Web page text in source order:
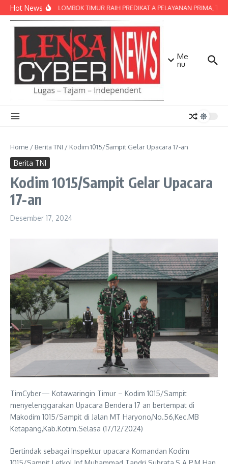
Lewati ke konten
Hot NewsPOLRES LOMBOK TIMUR RAIH PREDIKAT A PELAYANAN PRIMA,
Me
nu
Home / Berita TNI / Kodim 1015/Sampit Gelar Upacara 17-an
Berita TNI
Kodim 1015/Sampit Gelar Upacara
17-an
Desember 17, 2024
TimCyber— Kotawaringin Timur – Kodim 1015/Sampit
menyelenggarakan Upacara Bendera 17 an bertempat di
Makodim 1015/Sampit di Jalan MT Haryono,No.56,Kec.MB
Ketapang,Kab.Kotim.Selasa (17/12/2024)
Bertindak sebagai Inspektur upacara Komandan Kodim